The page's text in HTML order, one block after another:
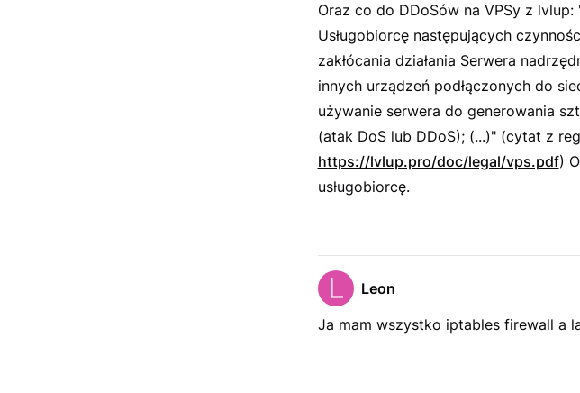
Oraz co do DDoSów na VPSy z
Usługobiorcę następujących
zakłócania działania Serwera
innych urządzeń podłączonych do
używanie serwera do generowania
(atak DoS lub DDoS); (...)" (cytat z
https://lvlup.pro/doc/legal/vps.pdf)
usługobiorcę.
Leon
Ja mam wszystko iptables firewall a